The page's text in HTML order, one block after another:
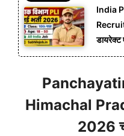
India
डायरेक्ट
Himachal
2026